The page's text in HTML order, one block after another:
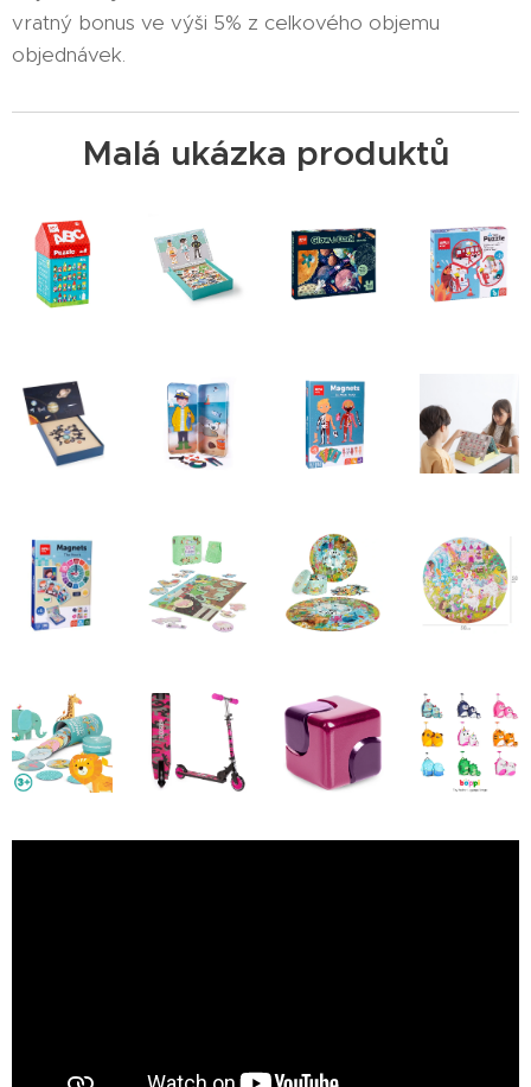
vratný bonus ve výši 5% z celkového objemu
objednávek.
Malá ukázka produktů